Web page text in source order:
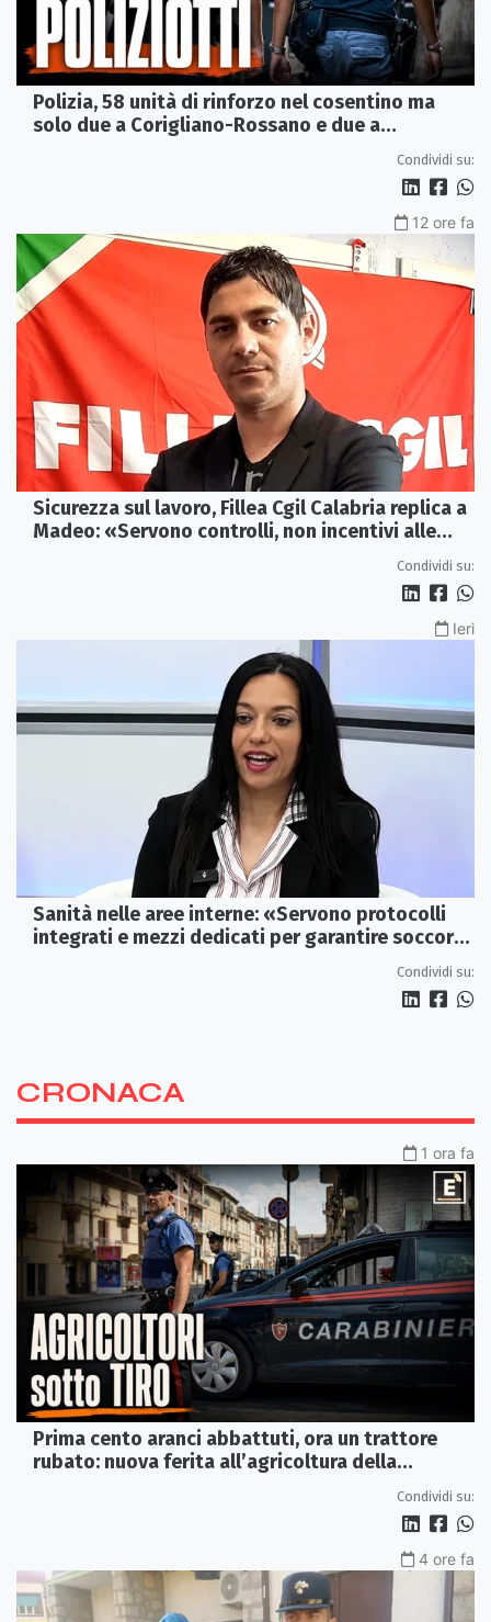
Polizia, 58 unità di rinforzo nel cosentino ma
solo due a Corigliano-Rossano e due a
Condividi su:
12 ore fa
Sicurezza sul lavoro, Fillea Cgil Calabria replica a
Madeo: «Servono controlli, non incentivi alle
Condividi su:
Ieri
Sanità nelle aree interne: «Servono protocolli
integrati e mezzi dedicati per garantire soccorsi
Condividi su:
CRONACA
1 ora fa
Prima cento aranci abbattuti, ora un trattore
rubato: nuova ferita all’agricoltura della
Condividi su:
4 ore fa